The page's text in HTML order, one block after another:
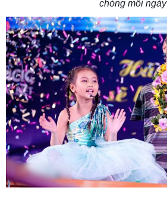
chóng mỗi ngày